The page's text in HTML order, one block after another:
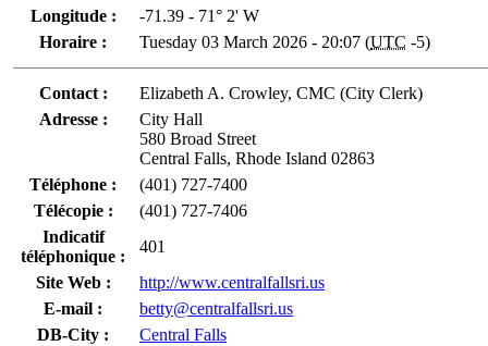
Longitude :
-71.39 - 71° 2' W
Horaire :
Tuesday 03 March 2026 - 20:07 (UTC -5)
Contact :
Elizabeth A. Crowley, CMC (City Clerk)
Adresse :
City Hall
580 Broad Street
Central Falls, Rhode Island 02863
Téléphone :
(401) 727-7400
Télécopie :
(401) 727-7406
Indicatif
téléphonique :
401
Site Web :
http://www.centralfallsri.us
E-mail :
betty@centralfallsri.us
DB-City :
Central Falls